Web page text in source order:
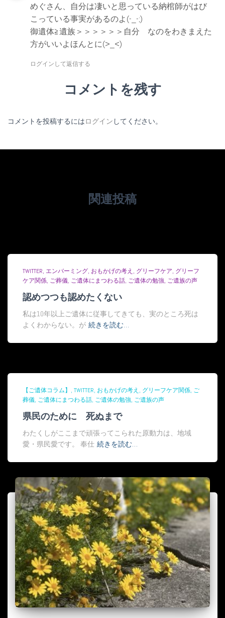
めぐさん、自分は凄いと思っている納棺師がはび
こっている事実があるのよ(-_-;)
御遺体≧遺族＞＞＞＞＞＞自分 なのをわきまえた
方がいいよほんとに(>_<)
ログインして返信する
コメントを残す
コメントを投稿するにはログイン してください。
関連投稿
TWITTER エンバーミング おもかげの考え グリーフケア グリーフ
ケア関係 ご葬儀 ご遺体にまつわる話 ご遺体の勉強 ご遺族の声
認めつつも認めたくない
私は10年以上ご遺体に従事してきても、実のところ死は
よくわからない。が 続きを読む…
【ご遺体コラム】 TWITTER おもかげの考え グリーフケア関係 ご
葬儀 ご遺体にまつわる話 ご遺体の勉強 ご遺族の声
県民のために 死ぬまで
わたくしがここまで頑張ってこられた原動力は、地域
愛・県民愛です。 奉仕 続きを読む…